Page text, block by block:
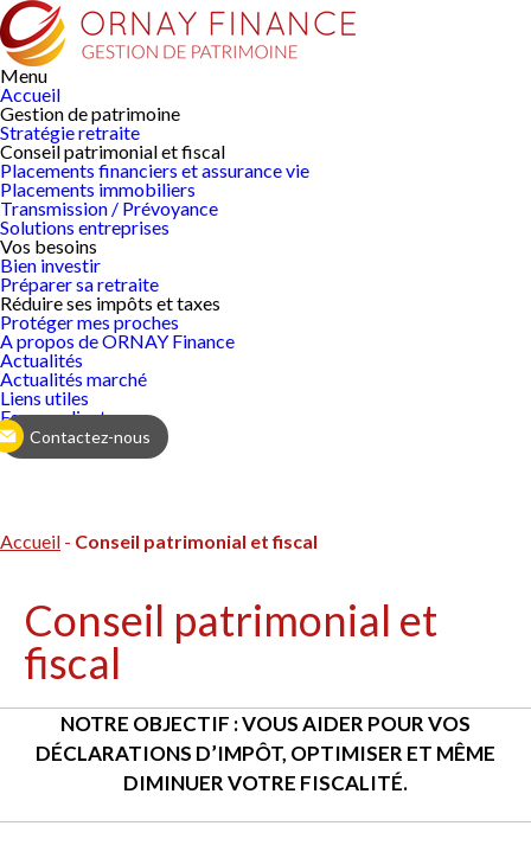
Menu
Accueil
Gestion depatrimoine
Stratégie retraite
Conseil patrimonial et fiscal
Placements financiers et assurance vie
Placements immobiliers
Transmission / Prévoyance
Solutions entreprises
Vos besoins
Bien investir
Préparer sa retraite
Réduire ses impôts et taxes
Protéger mes proches
A propos de ORNAY Finance
Actualités
Actualités marché
Liens utiles
Espace client
Contactez-nous
Accueil - Conseil patrimonial et fiscal
Conseil patrimonial et
fiscal
NOTRE OBJECTIF : VOUS AIDER POUR VOS
DÉCLARATIONS D’IMPÔT, OPTIMISER ET MÊME
DIMINUER VOTRE FISCALITÉ.